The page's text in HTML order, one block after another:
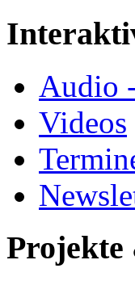
Audio
Videos